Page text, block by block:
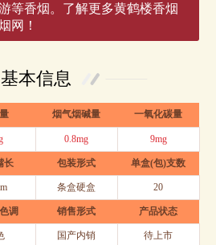
等香烟。了解更多黄鹤楼香烟
网！
基本信息
烟气烟碱量 一氧化碳量
0.8mg 9mg
长 包装形式 单盒(包)支数
条盒硬盒 20
调 销售形式 产品状态
国产内销 待上市